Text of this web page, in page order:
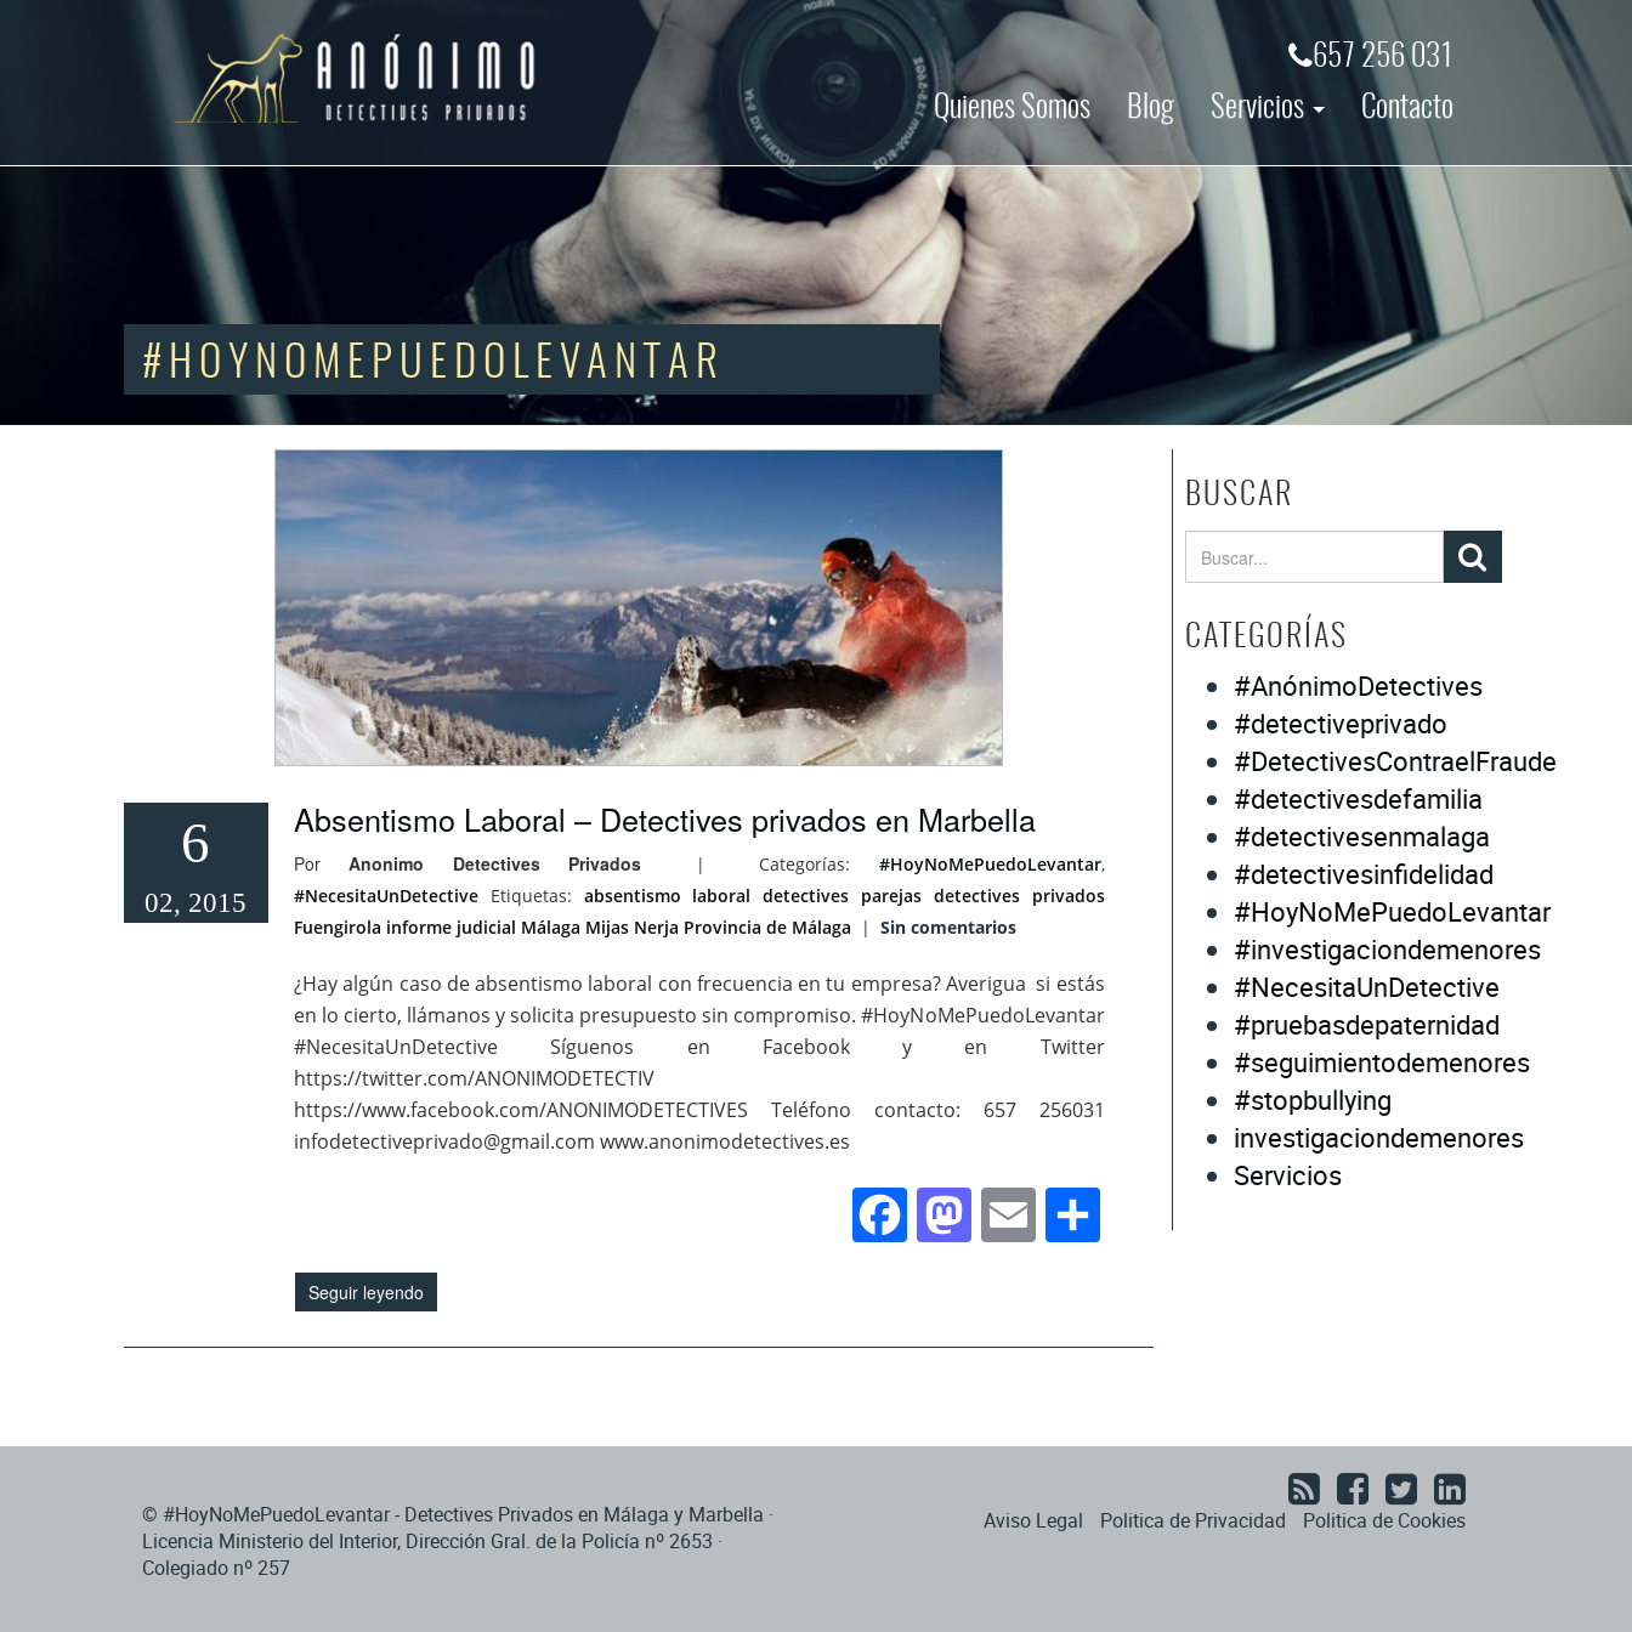
657 256 031
Quienes Somos
Blog Servicios Contacto
#HOYNOMEPUEDOLEVANTAR
6
02, 2015
Absentismo Laboral – Detectives privados en Marbella
PorAnonimo Detectives Privados | Categorías: #HoyNoMePuedoLevantar,
#NecesitaUnDetective Etiquetas: absentismo laboral detectives parejas detectives privados
Fuengirola informe judicial Málaga Mijas Nerja Provincia de Málaga | Sin comentarios
¿Hay algún caso de absentismo laboral con frecuencia en tu empresa? Averigua si estás
en lo cierto, llámanos y solicita presupuesto sin compromiso. #HoyNoMePuedoLevantar
#NecesitaUnDetective Síguenos en Facebook y en Twitter
https://twitter.com/ANONIMODETECTIV
https://www.facebook.com/ANONIMODETECTIVES Teléfono contacto: 657 256031
infodetectiveprivado@gmail.com www.anonimodetectives.es
Facebook
Mastodon
EmailCompartir
Seguir leyendo
BUSCAR
CATEGORÍAS
#AnónimoDetectives
#detectiveprivado
#DetectivesContraelFraude
#detectivesdefamilia
#detectivesenmalaga
#detectivesinfidelidad
#HoyNoMePuedoLevantar
#investigaciondemenores
#NecesitaUnDetective
#pruebasdepaternidad
#seguimientodemenores
#stopbullying
investigaciondemenores
Servicios
© #HoyNoMePuedoLevantar - Detectives Privados en Málaga y Marbella ·
Licencia Ministerio del Interior, Dirección Gral. de la Policía nº 2653 ·
Colegiado nº 257
Aviso Legal Politica de Privacidad Politica de Cookies